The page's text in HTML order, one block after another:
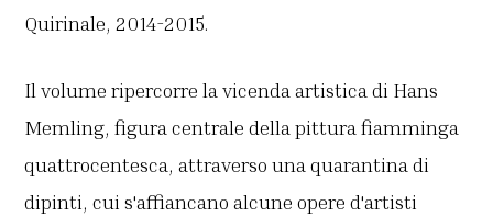
Quirinale, 2014-2015.
Il volume ripercorre la vicenda artistica di Hans
Memling, figura centrale della pittura fiamminga
quattrocentesca, attraverso una quarantina di
dipinti, cui s'affiancano alcune opere d'artisti